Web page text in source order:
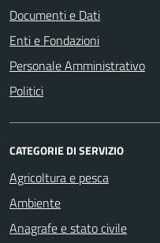
Documenti e Dati
Enti e Fondazioni
Personale Amministrativo
Politici
CATEGORIE DI SERVIZIO
Agricoltura e pesca
Ambiente
Anagrafe e stato civile